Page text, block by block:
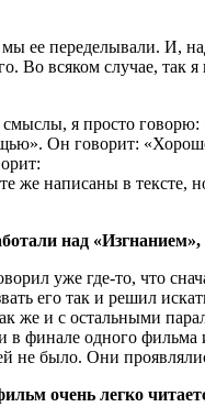
ее переделывали. И,
Во всяком случае, так
смыслы, я просто
Он говорит:
же написаны в тексте,
над
уже где-то, что
его так и решил
же и с остальными
финале одного
не было. Они
очень легко